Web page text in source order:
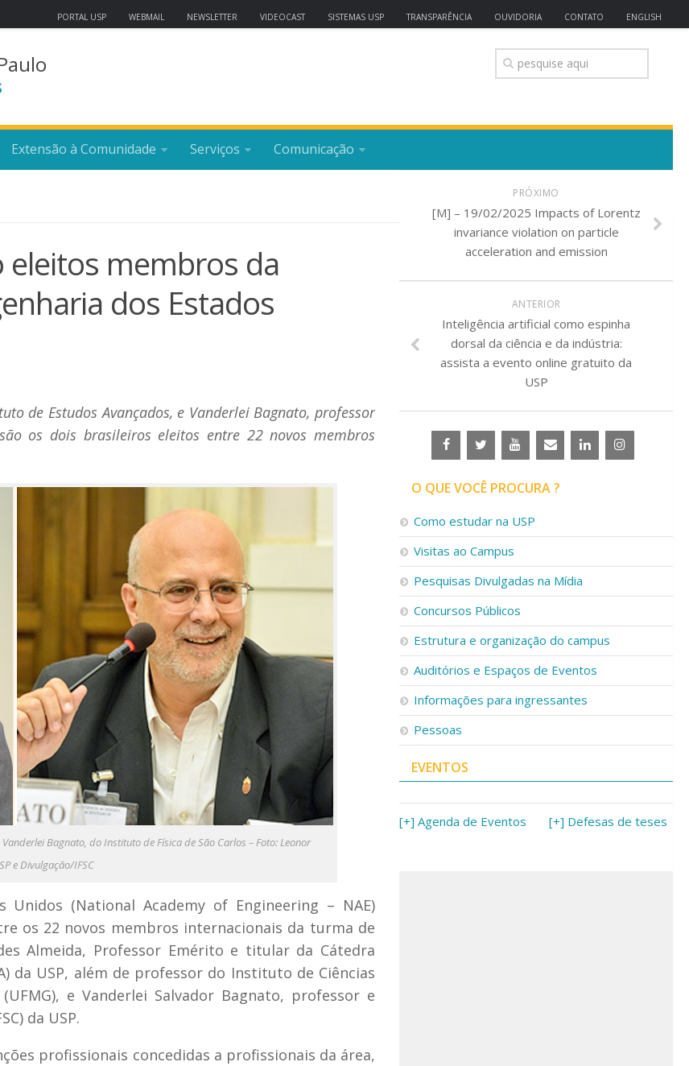
PORTAL USP WEBMAIL NEWSLETTER VIDEOCAST SISTEMAS USP TRANSPARÊNCIA OUVIDORIA CONTATO ENGLISH
Extensão à Comunidade Serviços Comunicação
eleitos membros da
dos Estados
de Estudos Avançados, e Vanderlei Bagnato, professor
os dois brasileiros eleitos entre 22 novos membros
Bagnato, do Instituto de Física de São Carlos – Foto: Leonor
e Divulgação/IFSC
Unidos (National Academy of Engineering – NAE)
os 22 novos membros internacionais da turma de
Almeida, Professor Emérito e titular da Cátedra
da USP, além de professor do Instituto de Ciências
e Vanderlei Salvador Bagnato, professor e
da USP.
profissionais concedidas a profissionais da área,
PRÓXIMO
[M] – 19/02/2025 Impacts of Lorentz
invariance violation on particle
acceleration and emission
ANTERIOR
Inteligência artificial como espinha
dorsal da ciência e da indústria:
assista a evento online gratuito da
USP
O QUE VOCÊ PROCURA ?
Como estudar na USP
Visitas ao Campus
Pesquisas Divulgadas na Mídia
Concursos Públicos
Estrutura e organização do campus
Auditórios e Espaços de Eventos
Informações para ingressantes
Pessoas
EVENTOS
[+] Agenda de Eventos [+] Defesas de teses